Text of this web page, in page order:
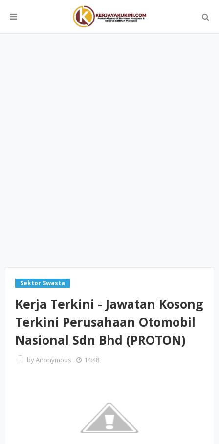
Sektor Swasta
Kerja Terkini - Jawatan Kosong
Terkini Perusahaan Otomobil
Nasional Sdn Bhd (PROTON)
byAnonymous 14:48